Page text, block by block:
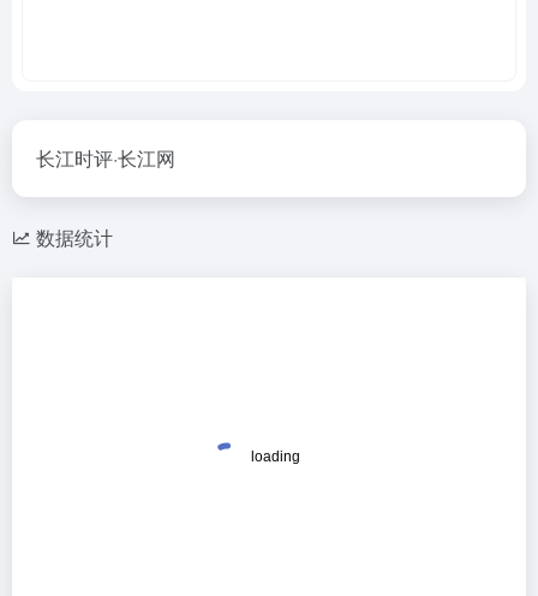
长江时评·长江网
数据统计